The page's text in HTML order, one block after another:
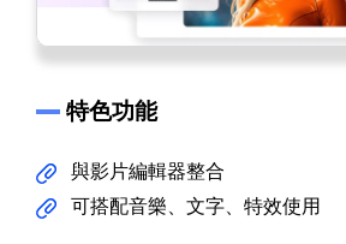
特色功能
與影片編輯器整合
可搭配音樂、文字、特效使用